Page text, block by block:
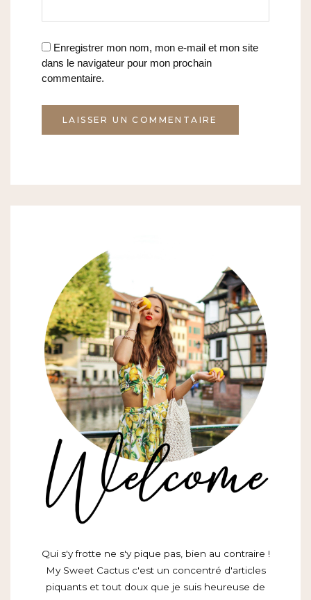
Enregistrer mon nom, mon e-mail et mon site
dans le navigateur pour mon prochain
commentaire.
Qui s'y frotte ne s'y pique pas, bien au contraire !
My Sweet Cactus c'est un concentré d'articles
piquants et tout doux que je suis heureuse de